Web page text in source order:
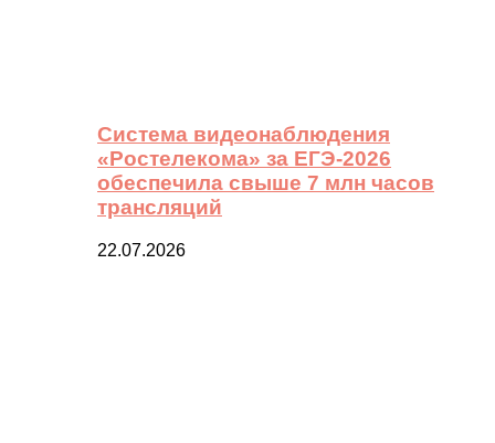
Система видеонаблюдения
«Ростелекома» за ЕГЭ-2026
обеспечила свыше 7 млн часов
трансляций
22.07.2026